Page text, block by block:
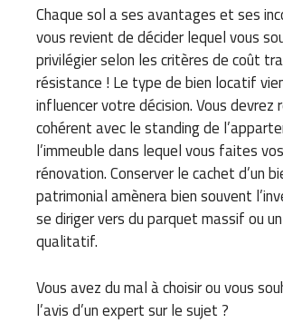
Chaque sol a ses avantages et ses
vous revient de décider lequel vous
privilégier selon les critères de coût
résistance ! Le type de bien locatif
influencer votre décision. Vous devrez
cohérent avec le standing de
l’immeuble dans lequel vous faites
rénovation. Conserver le cachet d’un
patrimonial amènera bien souvent
se diriger vers du parquet massif ou
qualitatif.
Vous avez du mal à choisir ou vous
l’avis d’un expert sur le sujet ?